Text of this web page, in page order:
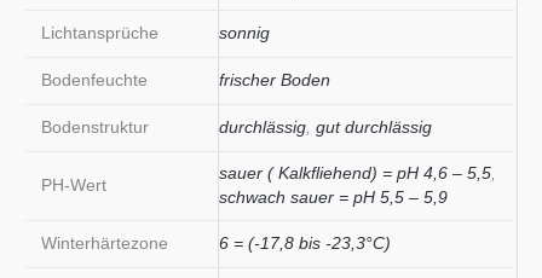
Lichtansprüche sonnig
Bodenfeuchte frischer Boden
Bodenstruktur durchlässig gut durchlässig
PH-Wert
sauer ( Kalkfliehend) = pH 4,6 – 5,5
schwach sauer = pH 5,5 – 5,9
Winterhärtezone 6 = (-17,8 bis -23,3°C)